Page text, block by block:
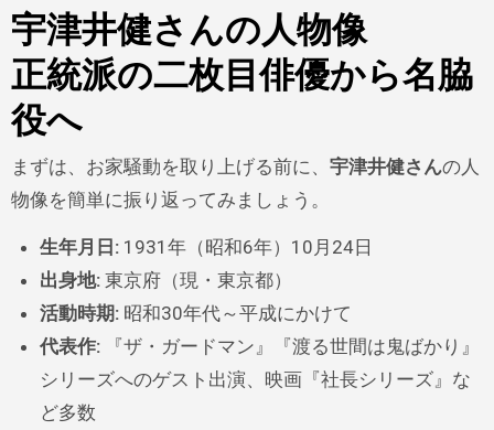
宇津井健さんの人物像
正統派の二枚目俳優から名脇
役へ
まずは、お家騒動を取り上げる前に、 宇津井健さんの人
物像を簡単に振り返ってみましょう。
生年月日:1931年（昭和6年）10月24日
出身地:東京府（現・東京都）
活動時期:昭和30年代～平成にかけて
代表作:『ザ・ガードマン』『渡る世間は鬼ばかり』
シリーズへのゲスト出演、映画『社長シリーズ』な
ど多数